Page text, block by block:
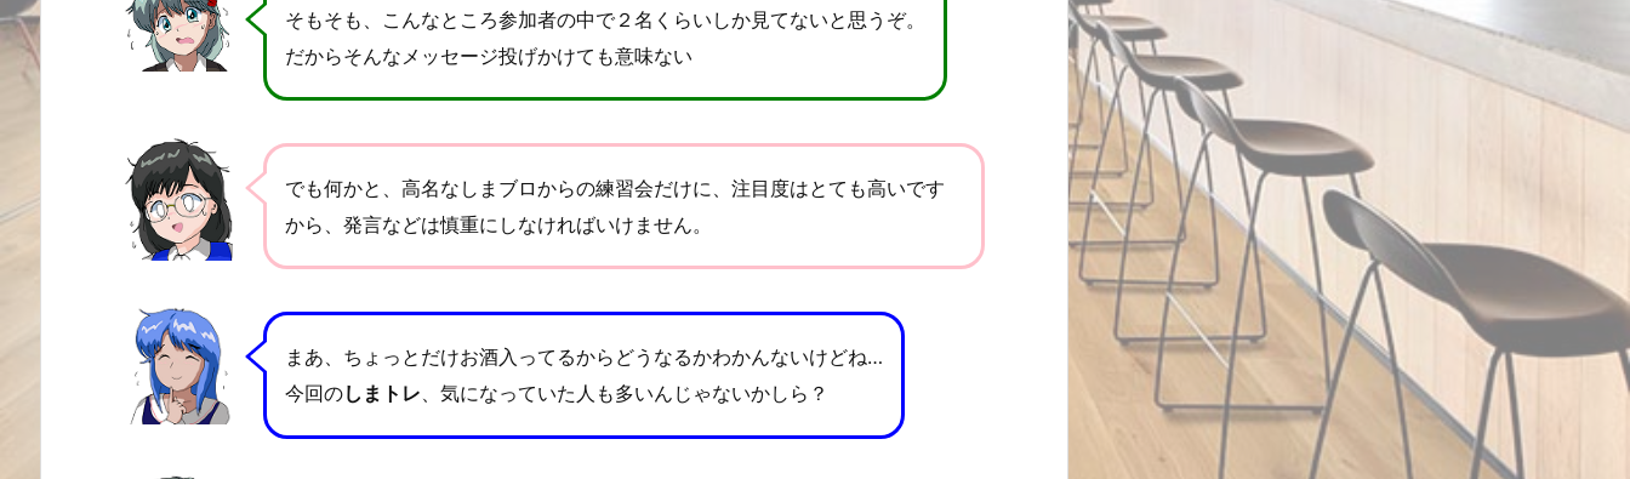
そもそも、こんなところ参加者の中で２名くらいしか見てないと思うぞ。
だからそんなメッセージ投げかけても意味ない
でも何かと、高名なしまブロからの練習会だけに、注目度はとても高いです
から、発言などは慎重にしなければいけません。
まあ、ちょっとだけお酒入ってるからどうなるかわかんないけどね…
今回のしまトレ、気になっていた人も多いんじゃないかしら？